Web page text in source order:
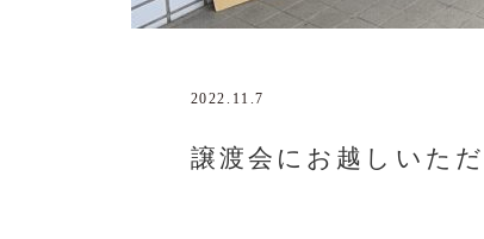
2022.11.7
譲渡会にお越しいた